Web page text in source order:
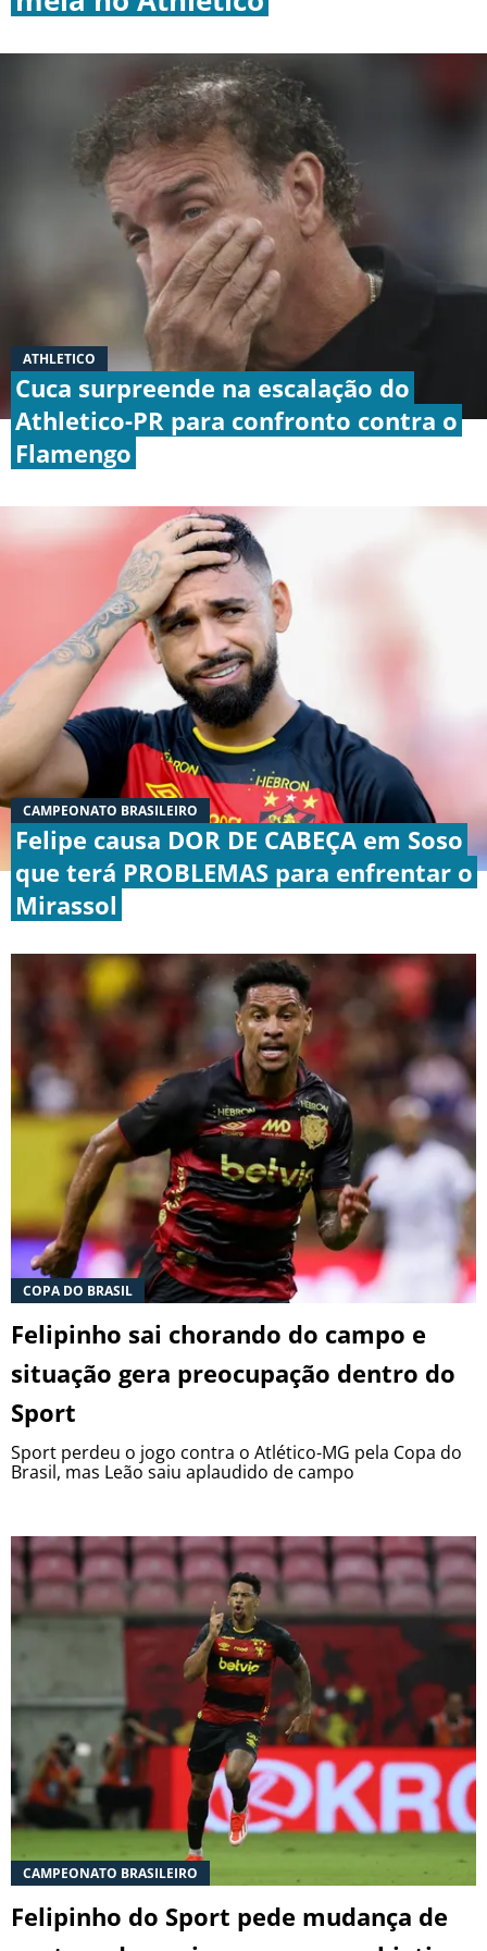
BOTAFOGO
INTERNACIONAL
VASCO DA GAMA
SOBRE NÓS | STAFF | CONTATO | APOSTAS
Antenados no Futebol, tal como a Futbol
Sites, é uma empresa pertencente à Better
Collective. Todos os direitos reservados.
+18 |Jogue com responsabilidade
Aplicam-se os Termos e Condições | Conteúdo
Comercial
ATHLETICO
Cuca surpreende na escalação do
Athletico-PR para confronto contra o
Flamengo
CAMPEONATO BRASILEIRO
Felipe causa DOR DE CABEÇA em Soso
que terá PROBLEMAS para enfrentar o
Mirassol
COPA DO BRASIL
Felipinho sai chorando do campo e
situação gera preocupação dentro do
Sport
Sport perdeu o jogo contra o Atlético-MG pela Copa do
Brasil, mas Leão saiu aplaudido de campo
CAMPEONATO BRASILEIRO
Felipinho do Sport pede mudança de